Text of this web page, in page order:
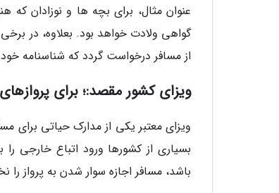
عنوان مثال، برای بچه ها و نوزادان که
گواهی ولادت خواهد بود. بعلاوه، در
از مسافر درخواست گردد که شناسنامه خود
ویزای کشور مقصد:؛ برای
ویزای معتبر یکی از مدارک حیاتی برای
بسیاری از کشورها ورود اتباع خارجی
باشد، مسافر اجازه سوار شدن به پرواز